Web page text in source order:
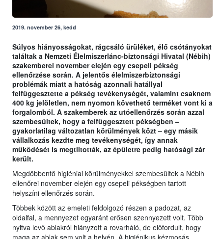
2019. november 26, kedd
Súlyos hiányosságokat, rágcsáló ürüléket, élő csótányokat
találtak a Nemzeti Élelmiszerlánc-biztonsági Hivatal (Nébih)
szakemberei november elején egy csepeli pékség
ellenőrzése során. A jelentős élelmiszerbiztonsági
problémák miatt a hatóság azonnali hatállyal
felfüggesztette a pékség tevékenységét, valamint csaknem
400 kg jelöletlen, nem nyomon követhető terméket vont ki a
forgalomból. A szakemberek az utóellenőrzés során azzal
szembesültek, hogy a felfüggesztett pékségben –
gyakorlatilag változatlan körülmények közt – egy másik
vállalkozás kezdte meg tevékenységét, így annak
működését is megtiltották, az épületre pedig hatósági zár
került.
Megdöbbentő higiéniai körülményekkel szembesültek a Nébih
ellenőrei november elején egy csepeli pékségben tartott
helyszíni ellenőrzés során.
Többek között az emeleti feldolgozó részen a padozat, az
oldalfal, a mennyezet egyaránt erősen szennyezett volt. Több
nyitva levő ablakról hiányzott a rovarháló, de előfordult, hogy